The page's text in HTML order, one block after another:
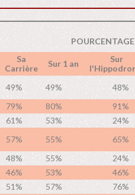
Sa
Carrière
Sur 1 an
Sur
49% 49%
48%
79% 80%
91%
61% 53%
24%
57% 55%
65%
48% 55%
24%
46% 53%
46%
51% 57%
76%